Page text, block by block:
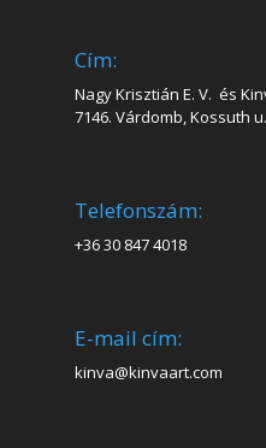
Cím:
Nagy Krisztián E. V. és
7146. Várdomb, Kossuth
Telefonszám:
+36 30 847 4018
E-mail cím:
kinva@kinvaart.com